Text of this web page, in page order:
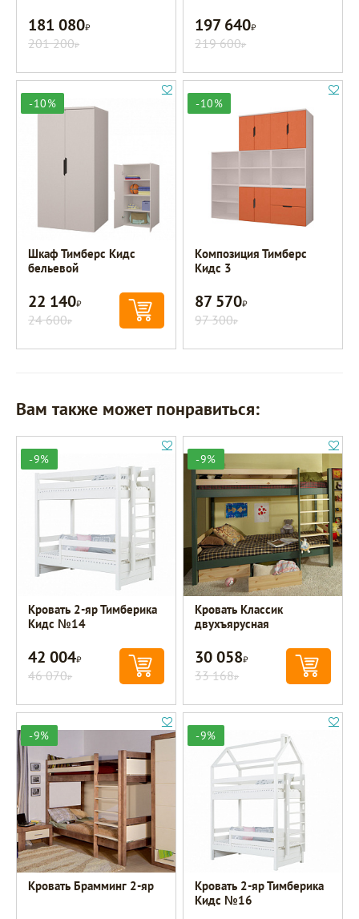
181 080Р
201 200Р
197 640Р
219 600Р
-10%
Шкаф Тимберс Кидс
бельевой
22 140Р
24 600Р
-10%
Композиция Тимберс
Кидс 3
87 570Р
97 300Р
Вам также может понравиться:
-9%
Кровать 2-яр Тимберика
Кидс №14
42 004Р
46 070Р
-9%
Кровать Классик
двухъярусная
30 058Р
33 168Р
-9%
Кровать Брамминг 2-яр
-9%
Кровать 2-яр Тимберика
Кидс №16